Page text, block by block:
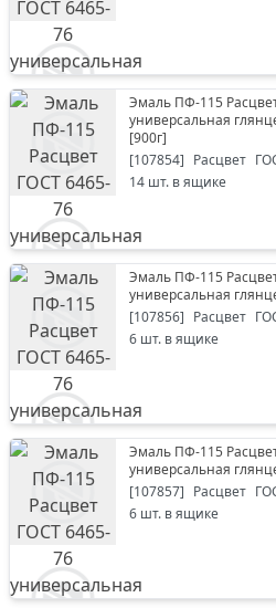
Эмаль ПФ-115
универсальная
[900г]
[107854] Расцвет
14 шт. в ящике
Эмаль ПФ-115
универсальная
[107856] Расцвет
6 шт. в ящике
Эмаль ПФ-115
универсальная
[107857] Расцвет
6 шт. в ящике